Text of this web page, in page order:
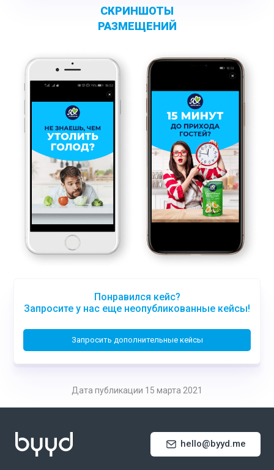
СКРИНШОТЫ
РАЗМЕЩЕНИЙ
Понравился кейс?
Запросите у нас еще неопубликованные кейсы!
Запросить дополнительные кейсы
Дата публикации 15 марта 2021
hello@byyd.me